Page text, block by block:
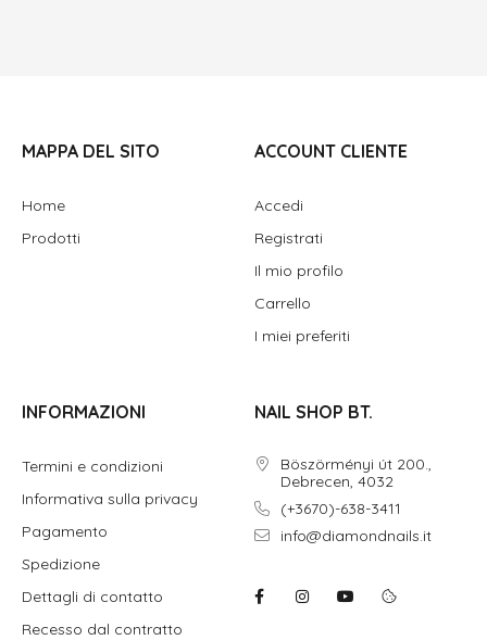
MAPPA DEL SITO
Home
Prodotti
ACCOUNT CLIENTE
Accedi
Registrati
Il mio profilo
Carrello
I miei preferiti
INFORMAZIONI
Termini e condizioni
Informativa sulla privacy
Pagamento
Spedizione
Dettagli di contatto
Recesso dal contratto
NAIL SHOP BT.
Böszörményi út 200.,
Debrecen, 4032
(+3670)-638-3411
info@diamondnails.it